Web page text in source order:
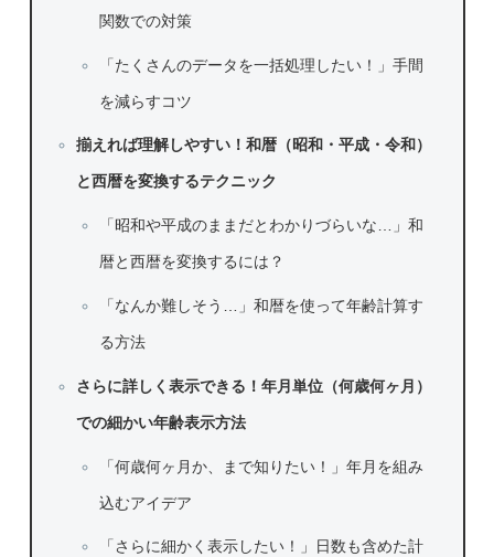
関数での対策
「たくさんのデータを一括処理したい！」手間
を減らすコツ
揃えれば理解しやすい！和暦（昭和・平成・令和）
と西暦を変換するテクニック
「昭和や平成のままだとわかりづらいな…」和
暦と西暦を変換するには？
「なんか難しそう…」和暦を使って年齢計算す
る方法
さらに詳しく表示できる！年月単位（何歳何ヶ月）
での細かい年齢表示方法
「何歳何ヶ月か、まで知りたい！」年月を組み
込むアイデア
「さらに細かく表示したい！」日数も含めた計